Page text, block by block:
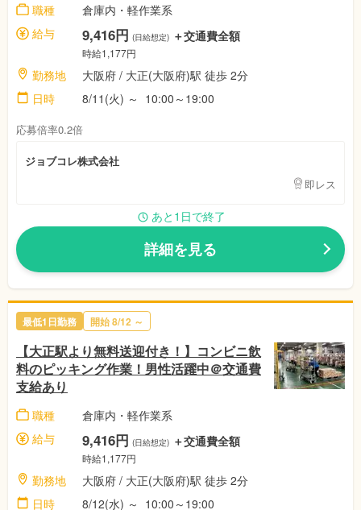
職種
倉庫内・軽作業系
給与
9,416円 (日給想定) ＋交通費全額
時給1,177円
勤務地
大阪府 / 大正(大阪府)駅 徒歩 2分
日時
8/11(火) ～ 10:00～19:00
応募倍率0.2倍
ジョブコレ株式会社
即レス
あと1日で終了
詳細を見る
最低1日勤務 開始 8/12 ～
【大正駅より無料送迎付き！】コンビニ飲
料のピッキング作業！男性活躍中＠交通費
支給あり
職種
倉庫内・軽作業系
給与
9,416円 (日給想定) ＋交通費全額
時給1,177円
勤務地
大阪府 / 大正(大阪府)駅 徒歩 2分
日時
8/12(水) ～ 10:00～19:00